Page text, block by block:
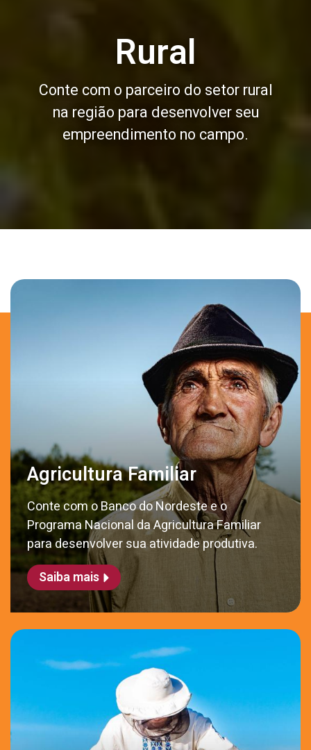
Rural
Conte com o parceiro do setor rural
na região para desenvolver seu
empreendimento no campo.
Agricultura Familiar
Conte com o Banco do Nordeste e o
Programa Nacional da Agricultura Familiar
para desenvolver sua atividade produtiva.
Saiba mais